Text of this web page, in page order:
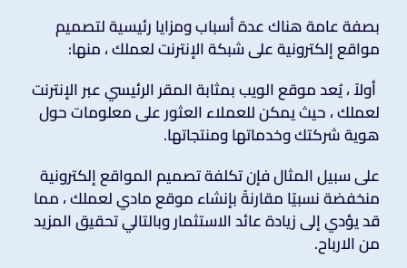
بصفة عامة هناك عدة أسباب ومزايا رئيسية لتصميم
مواقع إلكترونية على شبكة الإنترنت لعملك ، منها:
أولاً ، يُعد موقع الويب بمثابة المقر الرئيسي عبر الإنترنت
لعملك ، حيث يمكن للعملاء العثور على معلومات حول
هوية شركتك وخدماتها ومنتجاتها.
على سبيل المثال فإن تكلفة تصميم المواقع إلكترونية
منخفضة نسبيًا مقارنةً بإنشاء موقع مادي لعملك ، مما
قد يؤدي إلى زيادة عائد الاستثمار وبالتالي تحقيق المزيد
من الارباح.